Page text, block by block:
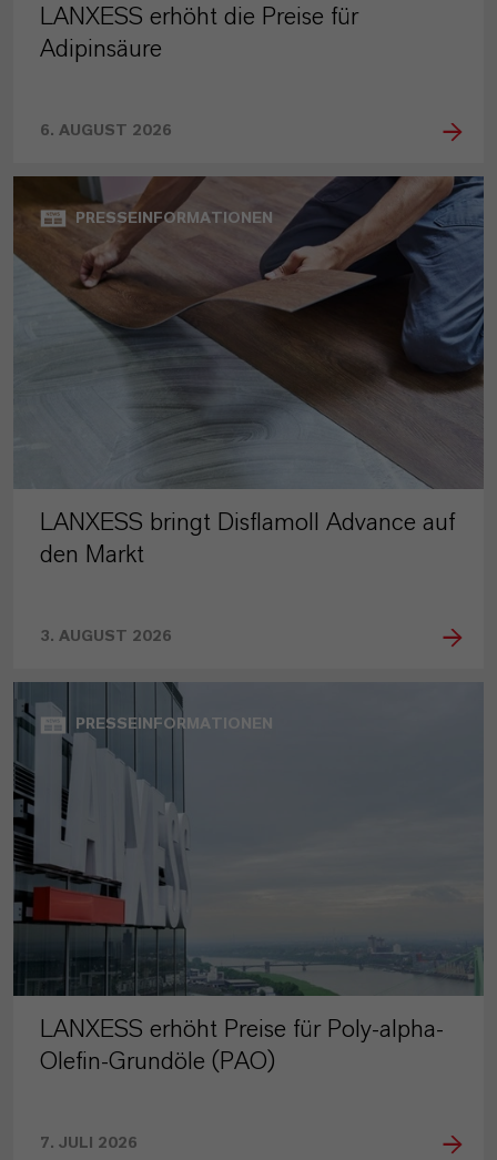
LANXESS erhöht die Preise für
Adipinsäure
6. AUGUST 2026
PRESSEINFORMATIONEN
LANXESS bringt Disflamoll Advance auf
den Markt
3. AUGUST 2026
PRESSEINFORMATIONEN
LANXESS erhöht Preise für Poly-alpha-
Olefin-Grundöle (PAO)
7. JULI 2026